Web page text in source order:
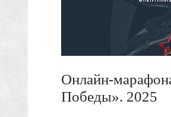
Онлайн-
Победы». 2025